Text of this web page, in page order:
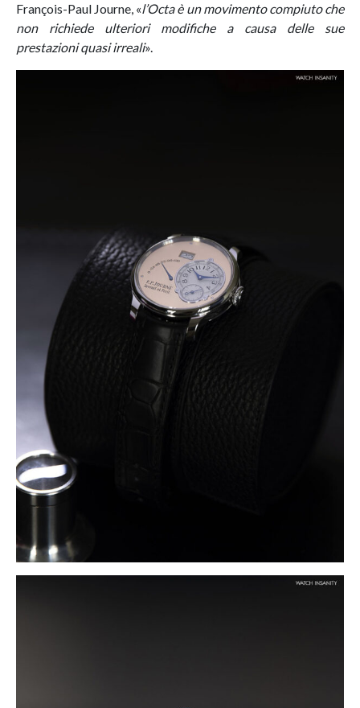
François-Paul Journe, «l’Octa è un movimento compiuto che
non richiede ulteriori modifiche a causa delle sue
prestazioni quasi irreali».